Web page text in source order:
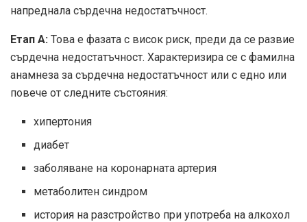
напреднала сърдечна недостатъчност.
Етап А: Това е фазата с висок риск, преди да се развие
сърдечна недостатъчност. Характеризира се с фамилна
анамнеза за сърдечна недостатъчност или с едно или
повече от следните състояния:
хипертония
диабет
заболяване на коронарната артерия
метаболитен синдром
история на разстройство при употреба на алкохол